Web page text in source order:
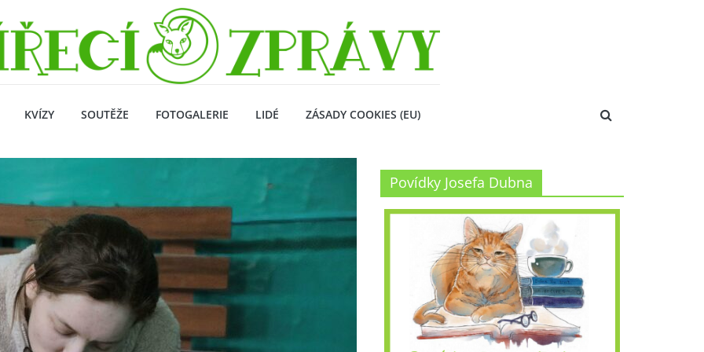
KVÍZY SOUTĚŽE FOTOGALERIE LIDÉ ZÁSADY COOKIES (EU)
Povídky Josefa Dubna